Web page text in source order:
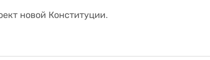
новой Конституции.